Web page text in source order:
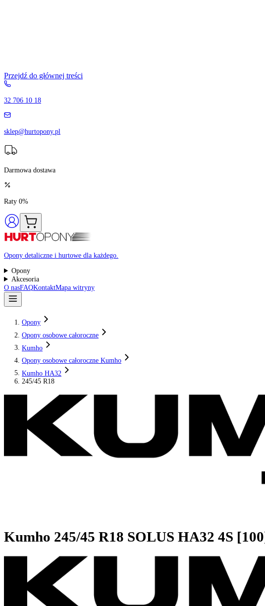
Przejdź do głównej treści
32 706 10 18
sklep@hurtopony.pl
Darmowa dostawa
Raty 0%
Opony detaliczne i hurtowe dla każdego.
Opony
O nasFAQKontakt
Opony
Opony osobowe całoroczne
Kumho
Opony osobowe całoroczne Kumho
Kumho HA32
245/45 R18
Kumho 245/45 R18 SOLUS HA32